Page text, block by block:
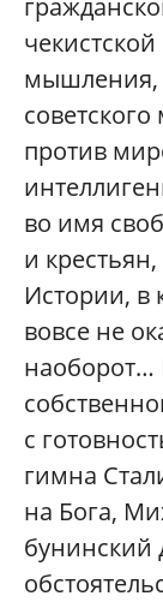
мышления,
против
во имя
и
Истории, в
вовсе не
наоборот…
с
гимна
на Бога,
бунинский